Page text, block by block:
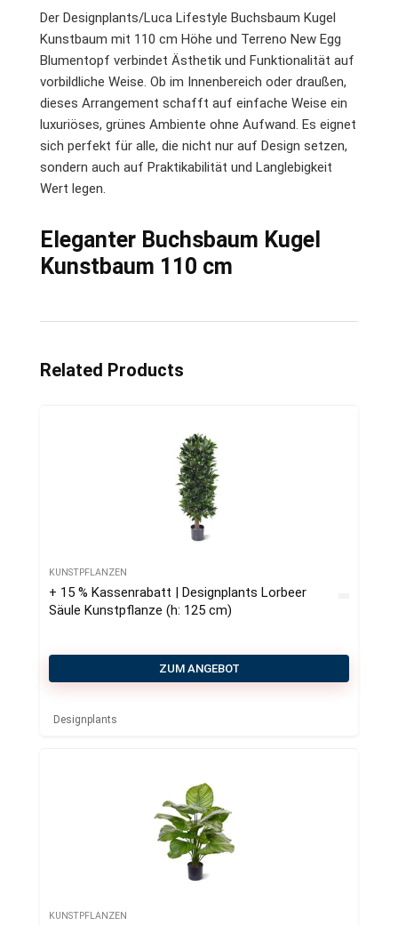
Der Designplants/Luca Lifestyle Buchsbaum Kugel
Kunstbaum mit 110 cm Höhe und Terreno New Egg
Blumentopf verbindet Ästhetik und Funktionalität auf
vorbildliche Weise. Ob im Innenbereich oder draußen,
dieses Arrangement schafft auf einfache Weise ein
luxuriöses, grünes Ambiente ohne Aufwand. Es eignet
sich perfekt für alle, die nicht nur auf Design setzen,
sondern auch auf Praktikabilität und Langlebigkeit
Wert legen.
Eleganter Buchsbaum Kugel
Kunstbaum 110 cm
Related Products
KUNSTPFLANZEN
+ 15 % Kassenrabatt | Designplants Lorbeer
Säule Kunstpflanze (h: 125 cm)
ZUM ANGEBOT
Designplants
KUNSTPFLANZEN